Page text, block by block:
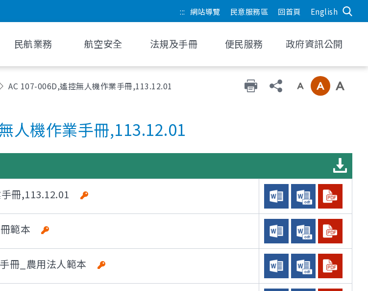
::: 網站導覽 民意服務區 回首頁 English
民航業務 航空安全 法規及手冊 便民服務 政府資訊公開
AC 107-006D,遙控無人機作業手冊,113.12.01
人機作業手冊,113.12.01
冊,113.12.01
範本
冊_農用法人範本